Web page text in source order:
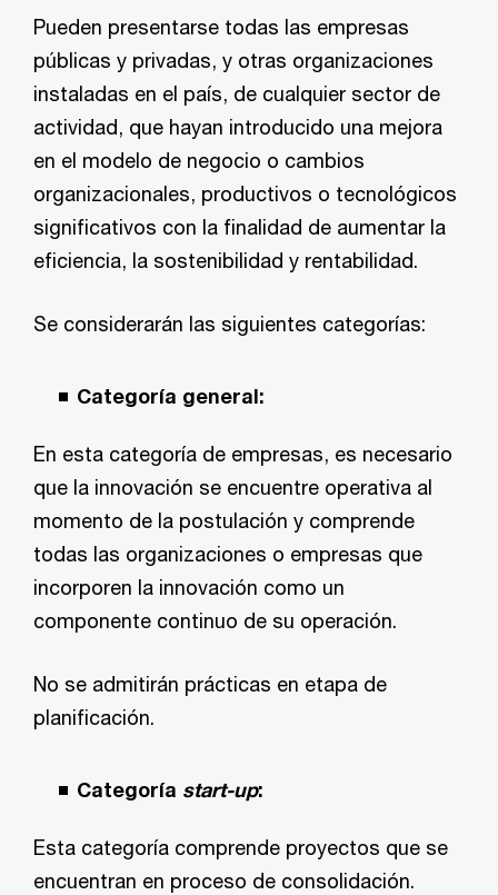
Pueden presentarse todas las empresas
públicas y privadas, y otras organizaciones
instaladas en el país, de cualquier sector de
actividad, que hayan introducido una mejora
en el modelo de negocio o cambios
organizacionales, productivos o tecnológicos
significativos con la finalidad de aumentar la
eficiencia, la sostenibilidad y rentabilidad.
Se considerarán las siguientes categorías:
Categoría general:
En esta categoría de empresas, es necesario
que la innovación se encuentre operativa al
momento de la postulación y comprende
todas las organizaciones o empresas que
incorporen la innovación como un
componente continuo de su operación.
No se admitirán prácticas en etapa de
planificación.
Categoría start-up:
Esta categoría comprende proyectos que se
encuentran en proceso de consolidación.